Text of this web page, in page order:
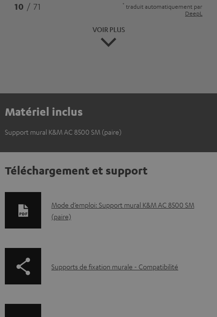
10 / 71 * traduit automatiquement par
DeepL
VOIR PLUS
Matériel inclus
Support mural K&M AC 8500 SM (paire)
Téléchargement et support
D
o
m
Mode d’emploi: Support mural K&M AC 8500 SM
(paire)
p
Supports de fixation murale - Compatibilité